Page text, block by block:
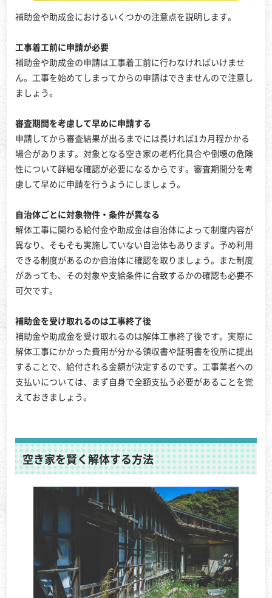
補助金や助成金におけるいくつかの注意点を説明します。
工事着工前に申請が必要
補助金や助成金の申請は工事着工前に行わなければいけませ
ん。工事を始めてしまってからの申請はできませんので注意し
ましょう。
審査期間を考慮して早めに申請する
申請してから審査結果が出るまでには長ければ1カ月程かかる
場合があります。対象となる空き家の老朽化具合や倒壊の危険
性について詳細な確認が必要になるからです。審査期間分を考
慮して早めに申請を行うようにしましょう。
自治体ごとに対象物件・条件が異なる
解体工事に関わる給付金や助成金は自治体によって制度内容が
異なり、そもそも実施していない自治体もあります。予め利用
できる制度があるのか自治体に確認を取りましょう。また制度
があっても、その対象や支給条件に合致するかの確認も必要不
可欠です。
補助金を受け取れるのは工事終了後
補助金や助成金を受け取れるのは解体工事終了後です。実際に
解体工事にかかった費用が分かる領収書や証明書を役所に提出
することで、給付される金額が決定するのです。工事業者への
支払いについては、まず自身で全額支払う必要があることを覚
えておきましょう。
空き家を賢く解体する方法